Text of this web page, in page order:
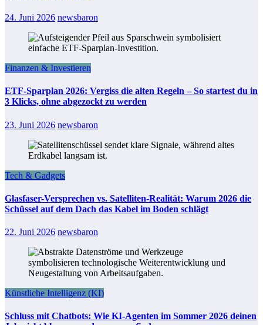
24. Juni 2026 newsbaron
Finanzen & Investieren
ETF-Sparplan 2026: Vergiss die alten Regeln – So startest du in
3 Klicks, ohne abgezockt zu werden
23. Juni 2026 newsbaron
Tech & Gadgets
Glasfaser-Versprechen vs. Satelliten-Realität: Warum 2026 die
Schüssel auf dem Dach das Kabel im Boden schlägt
22. Juni 2026 newsbaron
Künstliche Intelligenz (KI)
Schluss mit Chatbots: Wie KI-Agenten im Sommer 2026 deinen